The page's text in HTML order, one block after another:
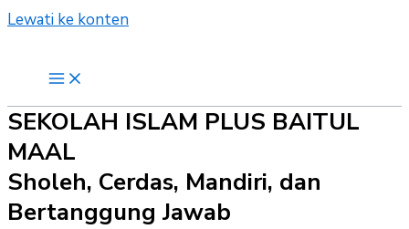
Lewati ke konten
SEKOLAH ISLAM PLUS BAITUL
MAAL
Sholeh, Cerdas, Mandiri, dan
Bertanggung Jawab